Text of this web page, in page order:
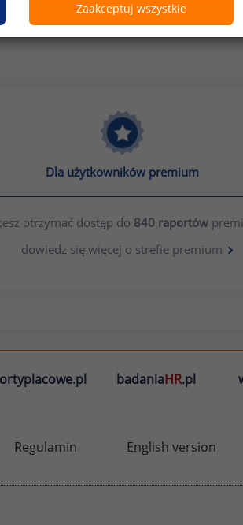
Dla użytkowników premium
otrzymać dostęp do 840 raportów
dowiedz się więcej o strefie premium
badaniaHR.pl
Regulamin English version
Zaakceptuj wszystkie